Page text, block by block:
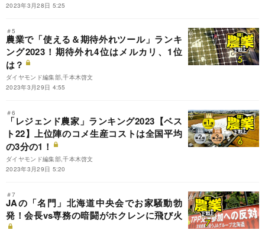
2023年3月28日 5:25
＃5
農業で「使える＆期待外れツール」ランキ
ング2023！期待外れ4位はメルカリ、1位
は？
ダイヤモンド編集部,千本木啓文
2023年3月29日 4:55
＃6
「レジェンド農家」ランキング2023【ベス
ト22】上位陣のコメ生産コストは全国平均
の3分の1！
ダイヤモンド編集部,千本木啓文
2023年3月29日 5:20
＃7
JAの「名門」北海道中央会でお家騒動勃
発！会長vs専務の暗闘がホクレンに飛び火